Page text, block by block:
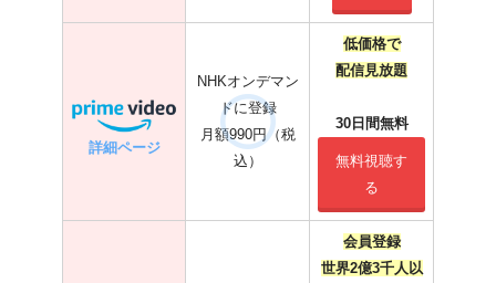
詳細ページ
NHKオンデマン
ドに登録
月額990円（税
込）
低価格で
配信見放題
30日間無料
無料視聴す
る
会員登録
世界2億3千人以